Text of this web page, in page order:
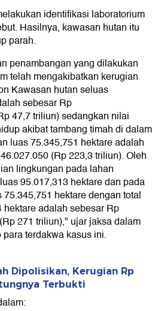
identifikasi laboratorium
Hasilnya, kawasan hutan itu
parah.
penambangan yang dilakukan
telah mengakibatkan kerugian
Kawasan hutan seluas
sebesar Rp
47,7 triliun) sedangkan nilai
akibat tambang timah di dalam
luas 75.345,751 hektare adalah
(Rp 223,3 triliun). Oleh
lingkungan pada lahan
95.017,313 hektare dan pada
hektare dengan total
adalah sebesar Rp
271 triliun)," ujar jaksa dalam
terdakwa kasus ini.
Dipolisikan, Kerugian Rp
Terbukti